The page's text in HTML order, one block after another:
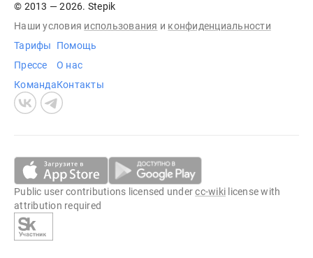
© 2013 — 2026. Stepik
Наши условия использования и конфиденциальности
Тарифы
Прессе
Команда
Помощь
О нас
Контакты
Public user contributions licensed undercc-wiki license with
attribution required